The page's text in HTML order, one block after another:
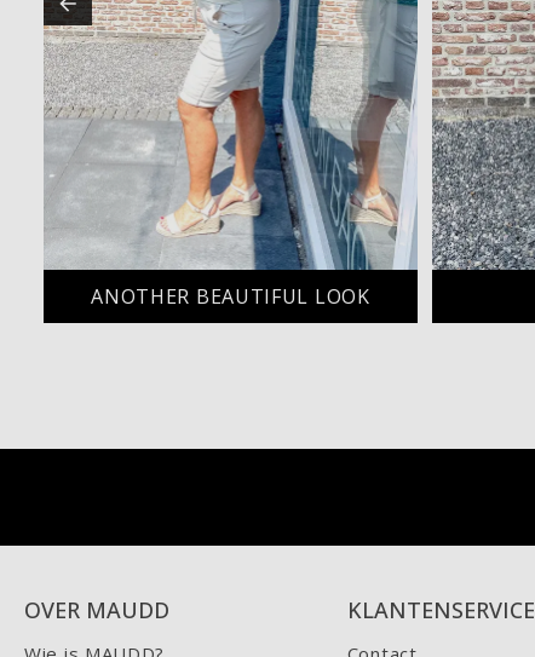
ANOTHER BEAUTIFUL LOOK
OVER MAUDD KLANTENSERVICE